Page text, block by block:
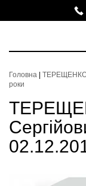
Головна
ТЕРЕЩЕНКО
роки